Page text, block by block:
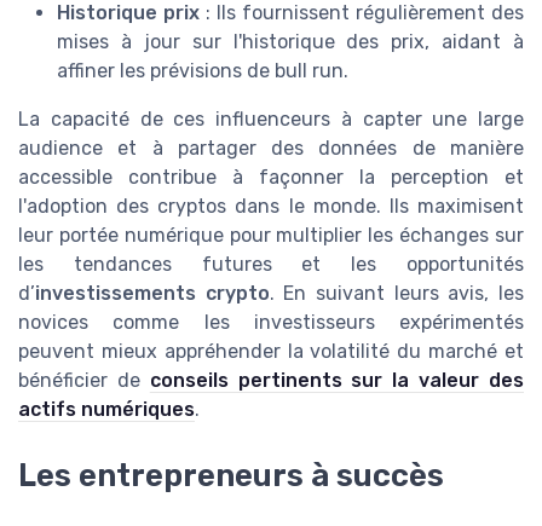
Historique prix : Ils fournissent régulièrement des
mises à jour sur l'historique des prix, aidant à
affiner les prévisions de bull run.
La capacité de ces influenceurs à capter une large
audience et à partager des données de manière
accessible contribue à façonner la perception et
l'adoption des cryptos dans le monde. Ils maximisent
leur portée numérique pour multiplier les échanges sur
les tendances futures et les opportunités
d’investissements crypto. En suivant leurs avis, les
novices comme les investisseurs expérimentés
peuvent mieux appréhender la volatilité du marché et
bénéficier de conseils pertinents sur la valeur des
actifs numériques.
Les entrepreneurs à succès